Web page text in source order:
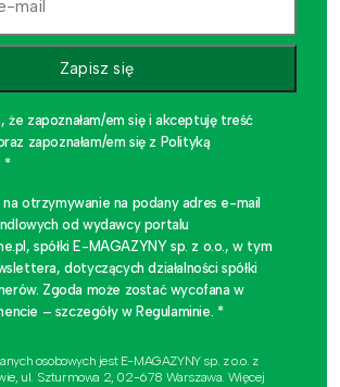
Zapisz się
że zapoznałam/em się i akceptuję treść
zapoznałam/em się z Polityką
*
na otrzymywanie na podany adres e-mail
od wydawcy portalu
spółki E-MAGAZYNY sp. z o.o., w tym
dotyczących działalności spółki
Zgoda może zostać wycofana w
– szczegóły w Regulaminie. *
osobowych jest E-MAGAZYNY sp. z o.o. z
ul. Szturmowa 2, 02-678 Warszawa. Więcej